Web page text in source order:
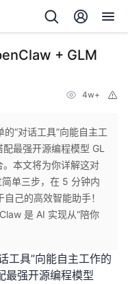
+ GLM
4w+
的“对话工具”向能自主工
最强开源编程模型 GL
本文将为你详解这对
单三步，在 5 分钟内
己的高效智能助手！
是 AI 实现从“陪你
工具”向能自主工作的
最强开源编程模型